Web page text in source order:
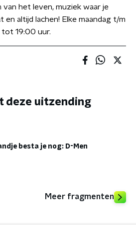
van het leven, muziek waar je
altijd lachen! Elke maandag t/m
19:00 uur.
deze uitzending
besta je nog: D-Men
Meer fragmenten